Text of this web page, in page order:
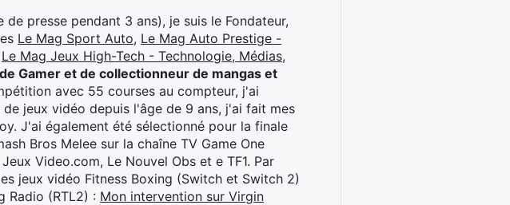
presse pendant 3 ans), je suis le Fondateur,
Le Mag Sport Auto, Le Mag Auto Prestige -
Le Mag Jeux High-Tech - Technologie, Médias,
Gamer et de collectionneur de mangas et
avec 55 courses au compteur, j'ai
jeux vidéo depuis l'âge de 9 ans, j'ai fait mes
J'ai également été sélectionné pour la finale
Bros Melee sur la chaîne TV Game One
Video.com, Le Nouvel Obs et e TF1. Par
jeux vidéo Fitness Boxing (Switch et Switch 2)
Radio (RTL2) : Mon intervention sur Virgin